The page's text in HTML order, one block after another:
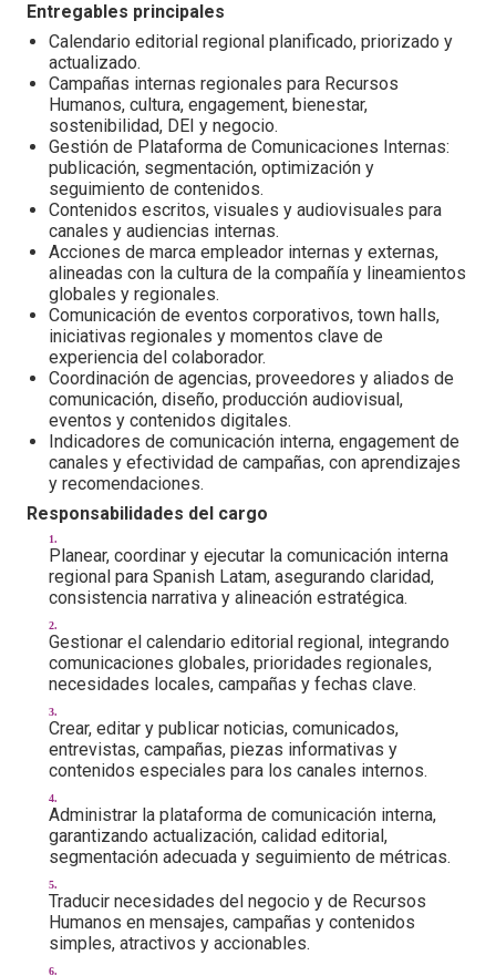
Entregables principales
Calendario editorial regional planificado, priorizado y
actualizado.
Campañas internas regionales para Recursos
Humanos, cultura, engagement, bienestar,
sostenibilidad, DEI y negocio.
Gestión de Plataforma de Comunicaciones Internas:
publicación, segmentación, optimización y
seguimiento de contenidos.
Contenidos escritos, visuales y audiovisuales para
canales y audiencias internas.
Acciones de marca empleador internas y externas,
alineadas con la cultura de la compañía y lineamientos
globales y regionales.
Comunicación de eventos corporativos, town halls,
iniciativas regionales y momentos clave de
experiencia del colaborador.
Coordinación de agencias, proveedores y aliados de
comunicación, diseño, producción audiovisual,
eventos y contenidos digitales.
Indicadores de comunicación interna, engagement de
canales y efectividad de campañas, con aprendizajes
y recomendaciones.
Responsabilidades del cargo
Planear, coordinar y ejecutar la comunicación interna
regional para Spanish Latam, asegurando claridad,
consistencia narrativa y alineación estratégica.
Gestionar el calendario editorial regional, integrando
comunicaciones globales, prioridades regionales,
necesidades locales, campañas y fechas clave.
Crear, editar y publicar noticias, comunicados,
entrevistas, campañas, piezas informativas y
contenidos especiales para los canales internos.
Administrar la plataforma de comunicación interna,
garantizando actualización, calidad editorial,
segmentación adecuada y seguimiento de métricas.
Traducir necesidades del negocio y de Recursos
Humanos en mensajes, campañas y contenidos
simples, atractivos y accionables.